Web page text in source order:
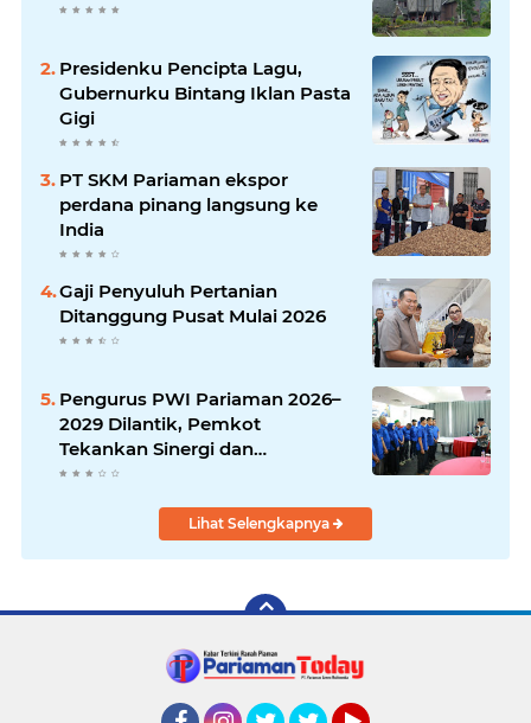
Presidenku Pencipta Lagu,
Gubernurku Bintang Iklan Pasta
Gigi
PT SKM Pariaman ekspor
perdana pinang langsung ke
India
Gaji Penyuluh Pertanian
Ditanggung Pusat Mulai 2026
Pengurus PWI Pariaman 2026–
2029 Dilantik, Pemkot
Tekankan Sinergi dan
Profesionalisme Pers
Lihat Selengkapnya